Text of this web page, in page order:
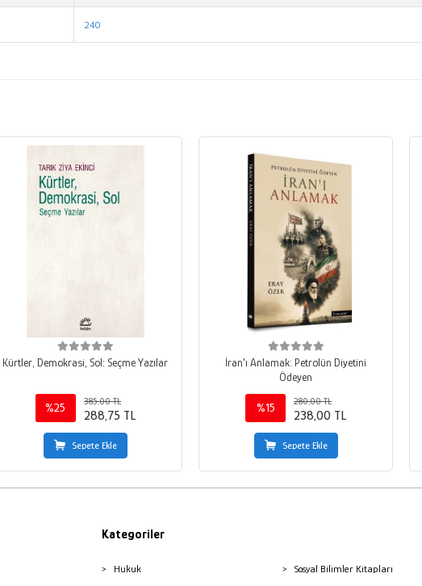
240
Kürtler, Demokrasi, Sol: Seçme Yazılar
%25
385,00 TL
288,75 TL
Sepete Ekle
İran'ı Anlamak: Petrolün Diyetini
Ödeyen
%15
280,00 TL
238,00 TL
Sepete Ekle
Kategoriler
Hukuk Sosyal Bilimler Kitapları